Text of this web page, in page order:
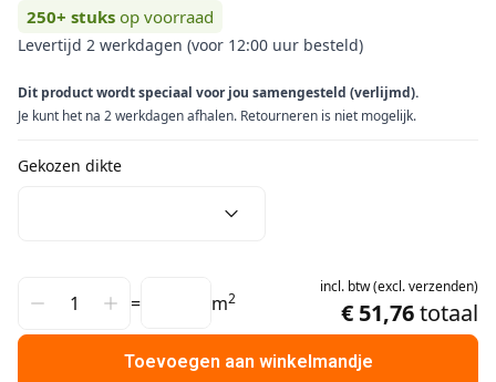
250+ stuks op voorraad
Levertijd 2 werkdagen (voor 12:00 uur besteld)
Dit product wordt speciaal voor jou samengesteld (verlijmd).
Je kunt het na 2 werkdagen afhalen. Retourneren is niet mogelijk.
Gekozen dikte
= m2
incl. btw(excl.verzenden)
€ 51,76totaal
Toevoegen aan winkelmandje